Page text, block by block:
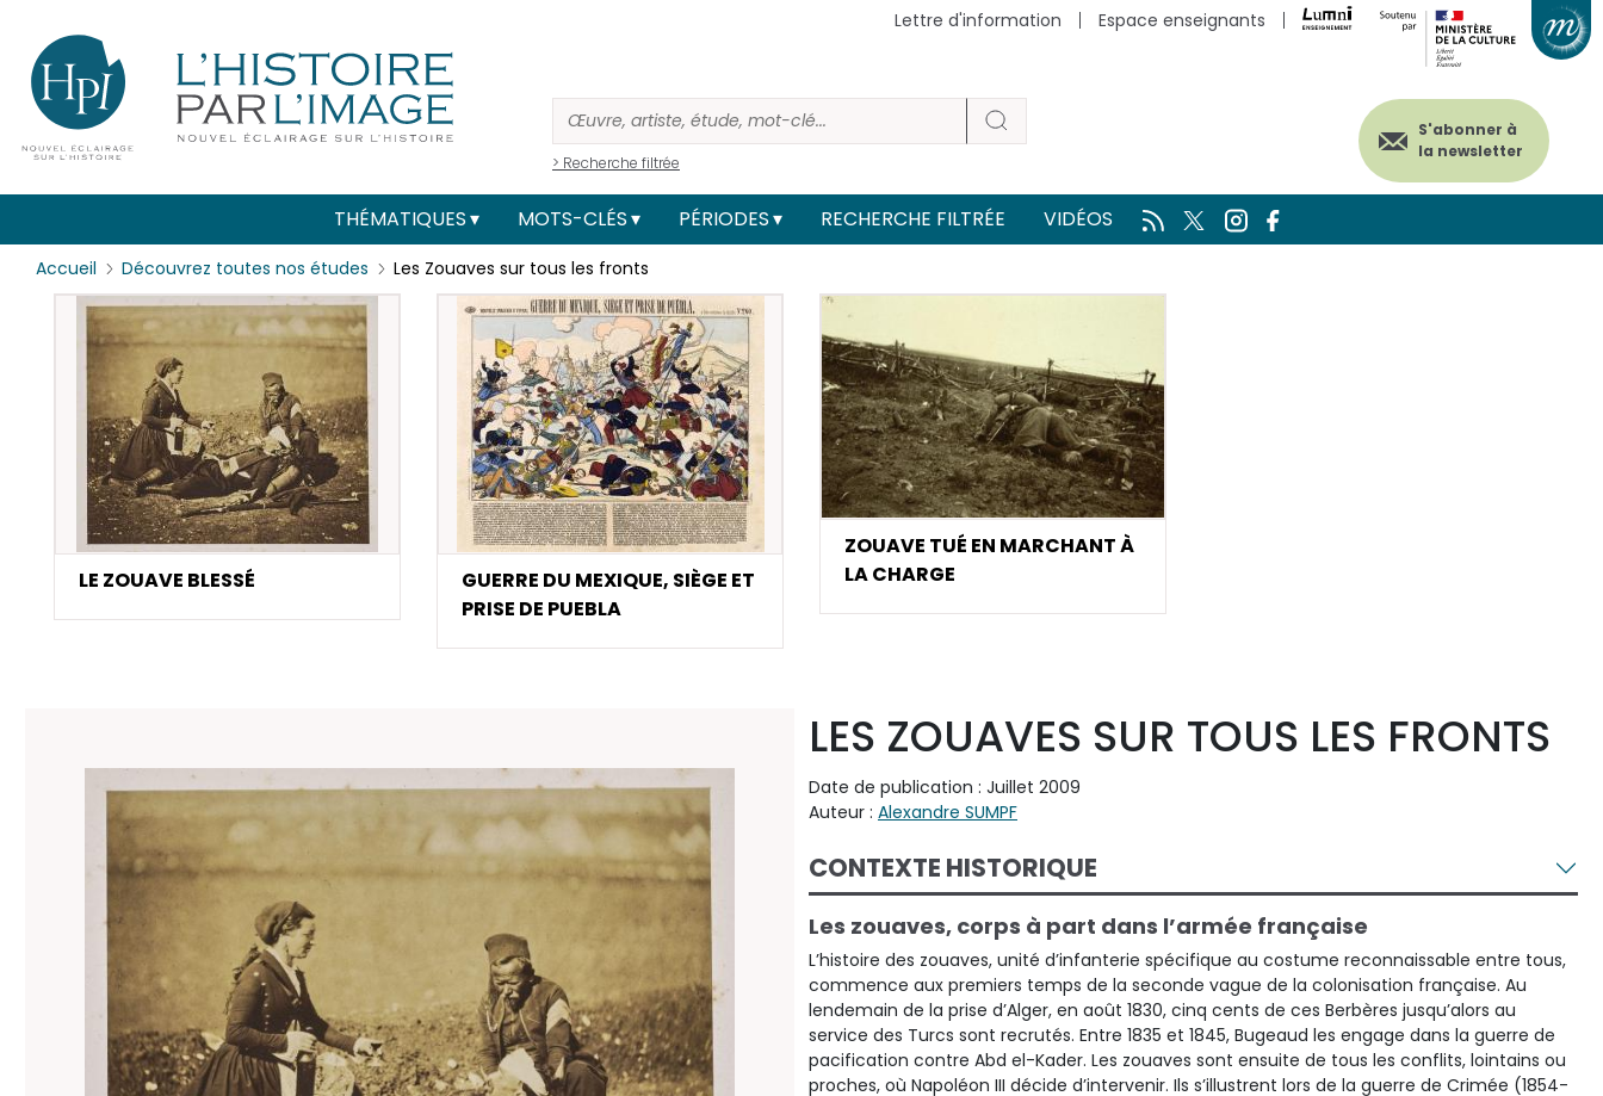
> Recherche filtrée
Menu
secondaire
(header)
Lettre d'information Espace enseignants
S'abonner à
la newsletter
Main
navigation
THÉMATIQUES MOTS-CLÉS PÉRIODES RECHERCHE FILTRÉE VIDÉOS
Accueil Découvrez toutes nos études Les Zouaves sur tous les fronts
LE ZOUAVE BLESSÉ
GUERRE DU MEXIQUE, SIÈGE ET
PRISE DE PUEBLA
ZOUAVE TUÉ EN MARCHANT À
LA CHARGE
LES ZOUAVES SUR TOUS LES FRONTS
Date de publication : Juillet 2009
Auteur : Alexandre SUMPF
CONTEXTE HISTORIQUE
Les zouaves, corps à part dans l’armée française
L’histoire des zouaves, unité d’infanterie spécifique au costume reconnaissable entre tous,
commence aux premiers temps de la seconde vague de la colonisation française. Au
lendemain de la prise d’Alger, en août 1830, cinq cents de ces Berbères jusqu’alors au
service des Turcs sont recrutés. Entre 1835 et 1845, Bugeaud les engage dans la guerre de
pacification contre Abd el-Kader. Les zouaves sont ensuite de tous les conflits, lointains ou
proches, où Napoléon III décide d’intervenir. Ils s’illustrent lors de la guerre de Crimée (1854-